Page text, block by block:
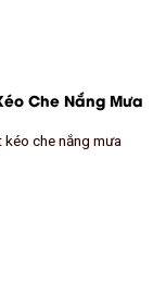
Che Nắng Mưa
che nắng mưa